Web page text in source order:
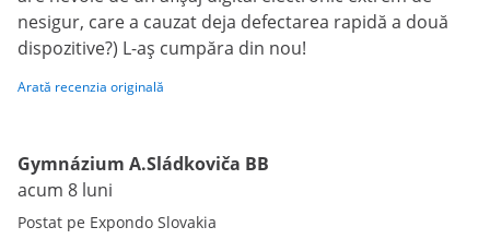
nesigur, care a cauzat deja defectarea rapidă a două
dispozitive?) L-aș cumpăra din nou!
Arată recenzia originală
Gymnázium A.Sládkoviča BB
acum 8 luni
Postat pe Expondo Slovakia